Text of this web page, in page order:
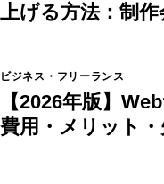
上げる方法：制
ビジネス・フリーランス
【2026年版】
費用・メリット